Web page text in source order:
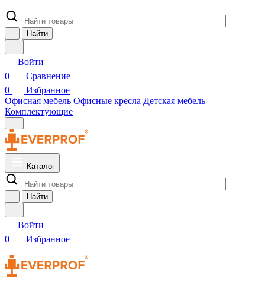
Найти
Войти
0
Сравнение
0
Избранное
Офисная мебель Офисные кресла Детская мебель
Комплектующие
Каталог
Найти
Войти
0
Избранное